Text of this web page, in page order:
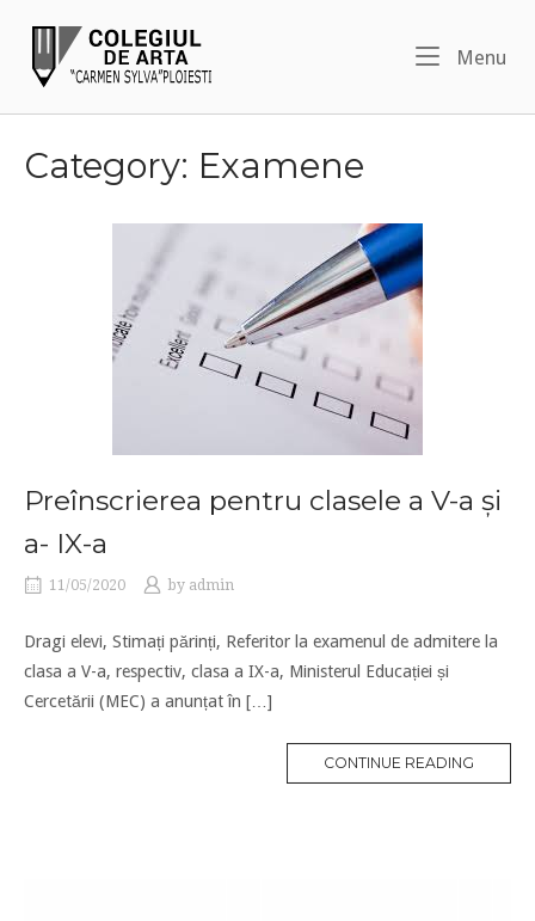
content
Menu
Category: Examene
Preînscrierea pentru clasele a V-a și
a- IX-a
11/05/2020 by admin
Dragi elevi, Stimați părinți, Referitor la examenul de admitere la
clasa a V-a, respectiv, clasa a IX-a, Ministerul Educației și
Cercetării (MEC) a anunțat în […]
CONTINUE READING